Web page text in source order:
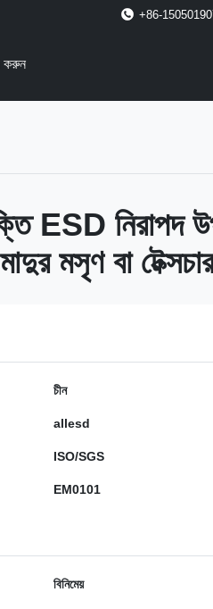
+86-
করুন
ESD
মসৃণ বা
চীন
allesd
ISO/SGS
EM0101
বিনিমেয়